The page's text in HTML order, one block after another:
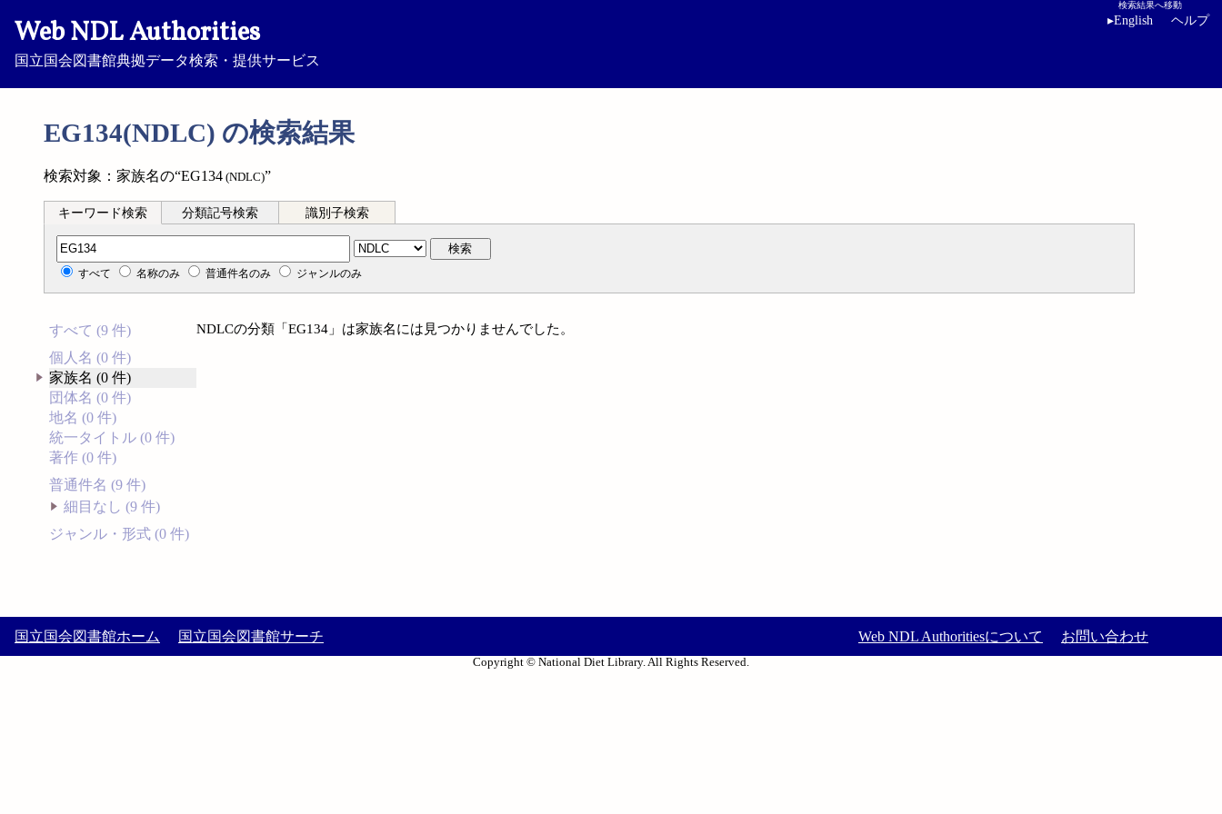
Web NDL Authorities
国立国会図書館典拠データ検索・提供サービス
検索結果へ移動
▸English ヘルプ
EG134(NDLC) の検索結果
検索対象：家族名の“EG134 (NDLC)”
キーワード検索 分類記号検索 識別子検索
分類記号検索 検索
すべて 名称のみ 普通件名のみ ジャンルのみ
すべて (9 件)
個人名 (0 件)
家族名 (0 件)
団体名 (0 件)
地名 (0 件)
統一タイトル (0 件)
著作 (0 件)
普通件名 (9 件)
細目なし (9 件)
ジャンル・形式 (0 件)
NDLCの分類「EG134」は家族名には見つかりませんでした。
国立国会図書館ホーム 国立国会図書館サーチ Web NDL Authoritiesについて お問い合わせ
Copyright © National Diet Library. All Rights Reserved.